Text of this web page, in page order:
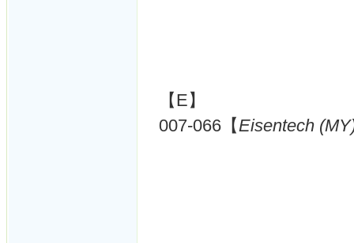
【E】
007-066【Eisentech